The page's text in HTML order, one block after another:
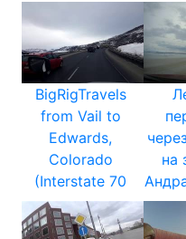
BigRigTravels
from Vail to
Edwards,
Colorado
(Interstate 70
на